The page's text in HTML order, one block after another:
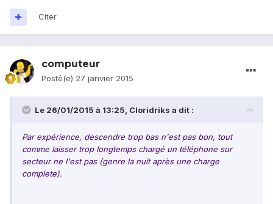
Citer
computeur
Posté(e) 27 janvier 2015
Le 26/01/2015 à 13:25, Cloridriks a dit :
Par expérience, descendre trop bas n'est pas bon, tout
comme laisser trop longtemps chargé un téléphone sur
secteur ne l'est pas (genre la nuit après une charge
complete).